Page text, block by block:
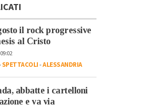
il rock progressive
al Cristo
SPETTACOLI-ALESSANDRIA
abbatte i cartelloni
e va via